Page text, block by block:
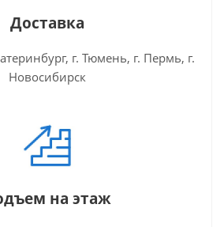
Доставка
г. Тюмень, г. Пермь, г.
Новосибирск
на этаж